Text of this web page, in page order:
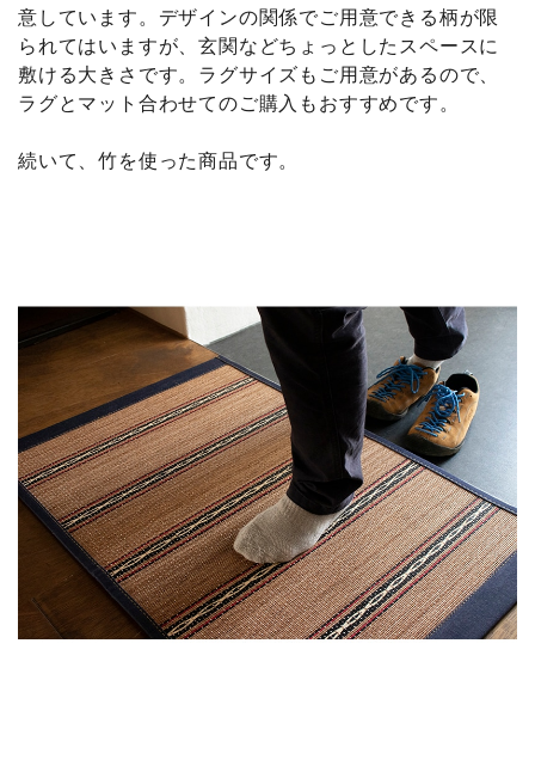
意しています。デザインの関係でご用意できる柄が限
られてはいますが、玄関などちょっとしたスペースに
敷ける大きさです。ラグサイズもご用意があるので、
ラグとマット合わせてのご購入もおすすめです。
続いて、竹を使った商品です。